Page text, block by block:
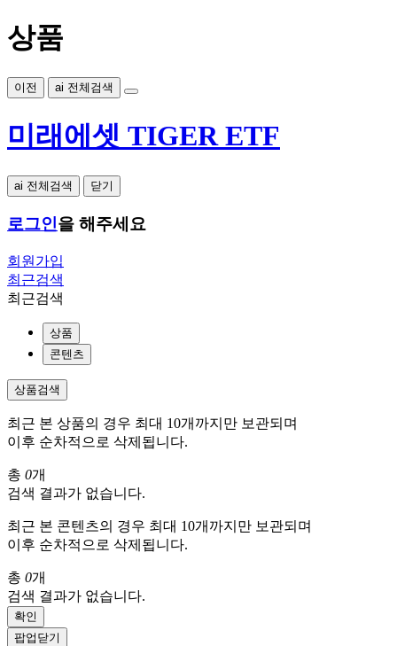
상품
이전 ai 전체검색
미래에셋 TIGER ETF
ai 전체검색 닫기
로그인을 해주세요
회원가입
최근검색
최근검색
상품
콘텐츠
상품검색
최근 본 상품의 경우 최대 10개까지만 보관되며
이후 순차적으로 삭제됩니다.
총 0개
검색 결과가 없습니다.
최근 본 콘텐츠의 경우 최대 10개까지만 보관되며
이후 순차적으로 삭제됩니다.
총 0개
검색 결과가 없습니다.
확인
팝업닫기